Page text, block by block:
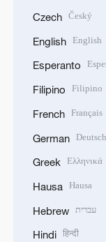
Czech Český
English English
Esperanto
Filipino Filipino
French Français
German Deutsch
Greek Ελληνικά
Hausa Hausa
Hebrew עברית
Hindi हिन्दी